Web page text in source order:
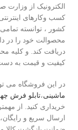
الکترونیک از
کسب وکارهای
کشور ، توانسته تمامی
محصوالت خود را در
دریافت کند. و کلیه
کیفیت و قیمت به
در این فروشگاه می
ماشینی،تابلو فرش
خریداری کنید. از